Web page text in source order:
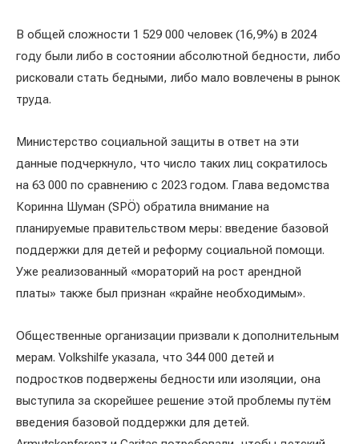
В общей сложности 1 529 000 человек (16,9%) в 2024
году были либо в состоянии абсолютной бедности, либо
рисковали стать бедными, либо мало вовлечены в рынок
труда.
Министерство социальной защиты в ответ на эти
данные подчеркнуло, что число таких лиц сократилось
на 63 000 по сравнению с 2023 годом. Глава ведомства
Коринна Шуман (SPÖ) обратила внимание на
планируемые правительством меры: введение базовой
поддержки для детей и реформу социальной помощи.
Уже реализованный «мораторий на рост арендной
платы» также был признан «крайне необходимым».
Общественные организации призвали к дополнительным
мерам. Volkshilfe указала, что 344 000 детей и
подростков подвержены бедности или изоляции, она
выступила за скорейшее решение этой проблемы путём
введения базовой поддержки для детей.